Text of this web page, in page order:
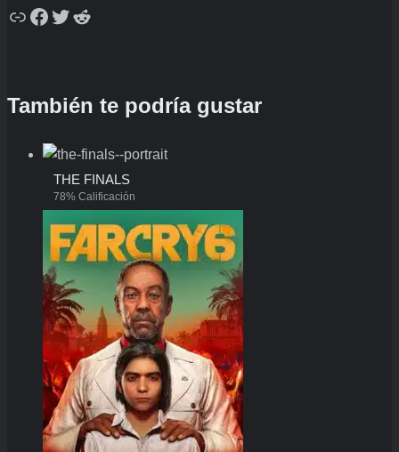
Copy
Facebook
Twitter
Reddit
También te podría gustar
THE FINALS
78% Calificación